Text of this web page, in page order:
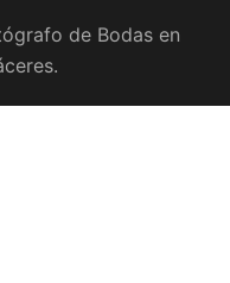
de Bodas en